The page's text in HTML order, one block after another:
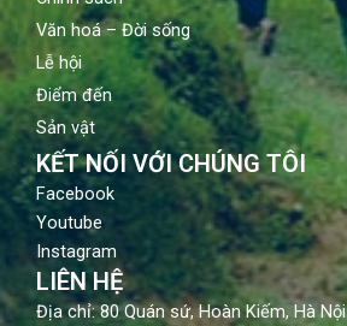
Văn hoá – Đời sống
Lễ hội
Điểm đến
Sản vật
KẾT NỐI VỚI CHÚNG TÔI
Facebook
Youtube
Instagram
LIÊN HỆ
Địa chỉ: 80 Quán sứ, Hoàn Kiếm, Hà Nội